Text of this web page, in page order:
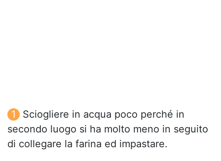
Sciogliere in acqua poco perché in
secondo luogo si ha molto meno in seguito
di collegare la farina ed impastare.